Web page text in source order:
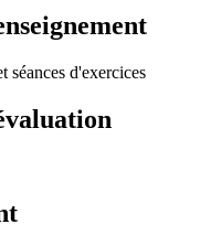
séances d'exercices